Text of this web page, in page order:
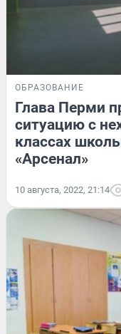
ОБРАЗОВАНИЕ
Глава Перми
ситуацию с
классах
«Арсенал»
10 августа, 2022, 21:14